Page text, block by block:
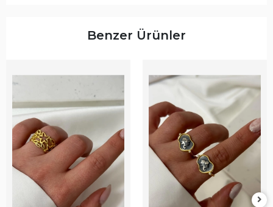
Benzer Ürünler